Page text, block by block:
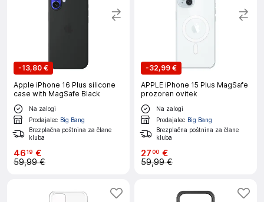
-13,80 €
Apple iPhone 16 Plus silicone
case with MagSafe Black
Na zalogi
Prodajalec Big Bang
Brezplačna poštnina za člane
kluba
4619 €
59,99 €
-32,99 €
APPLE iPhone 15 Plus MagSafe
prozoren ovitek
Na zalogi
Prodajalec Big Bang
Brezplačna poštnina za člane
kluba
2700 €
59,99 €